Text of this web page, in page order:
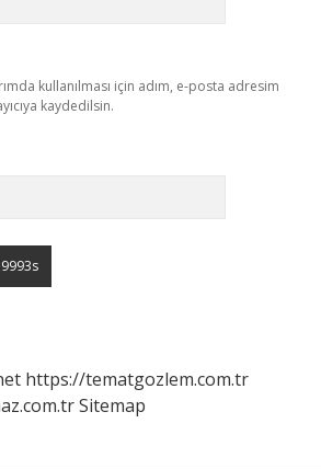
kullanılması için adım, e-posta adresim
kaydedilsin.
https://tematgozlem.com.tr
Sitemap